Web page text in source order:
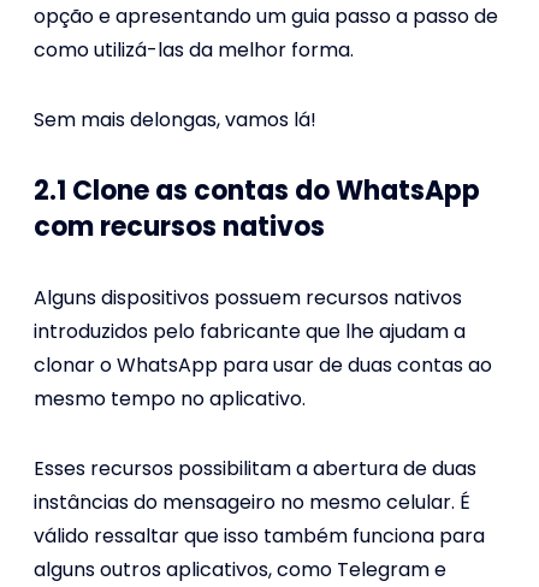
opção e apresentando um guia passo a passo de
como utilizá-las da melhor forma.
Sem mais delongas, vamos lá!
2.1 Clone as contas do WhatsApp
com recursos nativos
Alguns dispositivos possuem recursos nativos
introduzidos pelo fabricante que lhe ajudam a
clonar o WhatsApp para usar de duas contas ao
mesmo tempo no aplicativo.
Esses recursos possibilitam a abertura de duas
instâncias do mensageiro no mesmo celular. É
válido ressaltar que isso também funciona para
alguns outros aplicativos, como Telegram e